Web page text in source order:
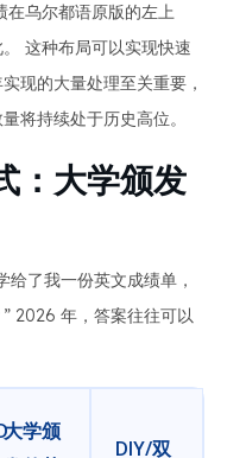
在乌尔都语原版的左上
这种布局可以实现快速
现的大量处理至关重要，
将持续处于历史高位。
：大学颁发
了我一份英文成绩单，
2026 年，答案往往可以
大学颁
DIY/双